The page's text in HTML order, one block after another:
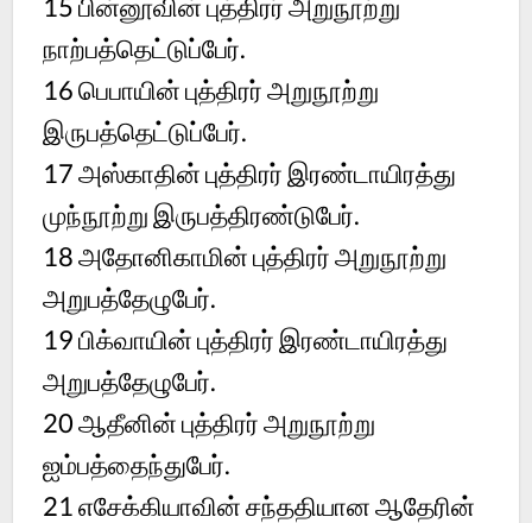
15 பின்னூவின் புத்திரர் அறுநூற்று
நாற்பத்தெட்டுப்பேர்.
16 பெபாயின் புத்திரர் அறுநூற்று
இருபத்தெட்டுப்பேர்.
17 அஸ்காதின் புத்திரர் இரண்டாயிரத்து
முந்நூற்று இருபத்திரண்டுபேர்.
18 அதோனிகாமின் புத்திரர் அறுநூற்று
அறுபத்தேழுபேர்.
19 பிக்வாயின் புத்திரர் இரண்டாயிரத்து
அறுபத்தேழுபேர்.
20 ஆதீனின் புத்திரர் அறுநூற்று
ஐம்பத்தைந்துபேர்.
21 எசேக்கியாவின் சந்ததியான ஆதேரின்